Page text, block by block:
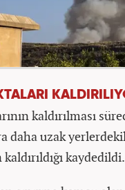
kaldırılması
daha uzak
kaydedildi.